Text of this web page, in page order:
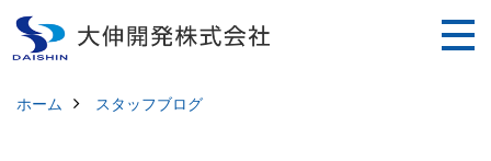
ホーム スタッフブログ